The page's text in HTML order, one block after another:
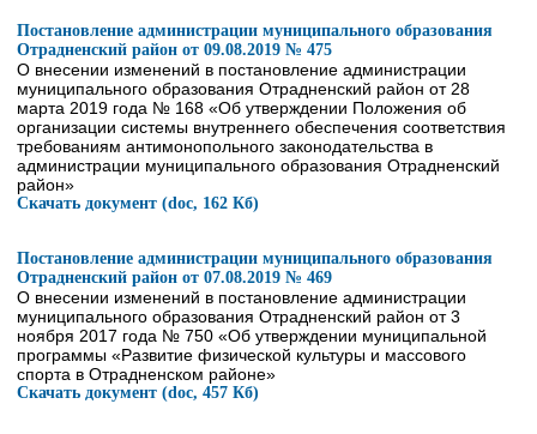
Постановление администрации муниципального образования
Отрадненский район от 09.08.2019 № 475
О внесении изменений в постановление администрации
муниципального образования Отрадненский район от 28
марта 2019 года № 168 «Об утверждении Положения об
организации системы внутреннего обеспечения соответствия
требованиям антимонопольного законодательства в
администрации муниципального образования Отрадненский
район»
Скачать документ (doc, 162 Кб)
Постановление администрации муниципального образования
Отрадненский район от 07.08.2019 № 469
О внесении изменений в постановление администрации
муниципального образования Отрадненский район от 3
ноября 2017 года № 750 «Об утверждении муниципальной
программы «Развитие физической культуры и массового
спорта в Отрадненском районе»
Скачать документ (doc, 457 Кб)